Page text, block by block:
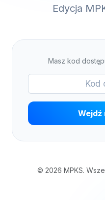
Edycja
Masz kod
Wejdź
© 2026 MPKS.